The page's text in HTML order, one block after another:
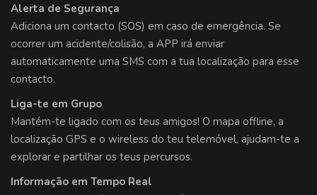
Alerta de Segurança
Adiciona um contacto (SOS) em caso de emergência. Se
ocorrer um acidente/colisão, a APP irá enviar
automaticamente uma SMS com a tua localização para esse
contacto.
Liga-te em Grupo
Mantém-te ligado com os teus amigos! O mapa offline, a
localização GPS e o wireless do teu telemóvel, ajudam-te a
explorar e partilhar os teus percursos.
Informação em Tempo Real